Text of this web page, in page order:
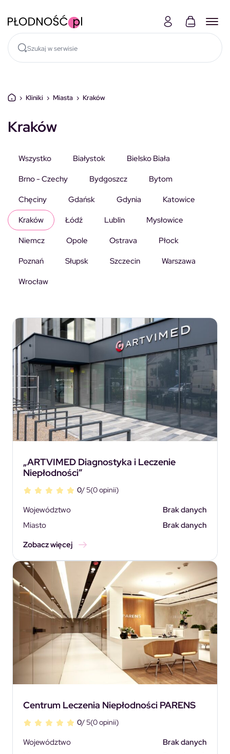
› Kliniki › Miasta › Kraków
Kraków
Wszystko Białystok
Bielsko Biała
Brno - Czechy
Bydgoszcz
Bytom
Chęciny
Gdańsk Gdynia
Katowice
Kraków
Łódź Lublin
Mysłowice
Niemcz
Opole Ostrava
Płock
Poznań
Słupsk Szczecin
Warszawa
Wrocław
„ARTVIMED Diagnostyka i Leczenie
Niepłodności”
0/ 5(0 opinii)
Województwo
Brak danych
Miasto
Brak danych
Zobacz więcej
Centrum Leczenia Niepłodności PARENS
0/ 5(0 opinii)
Województwo
Brak danych